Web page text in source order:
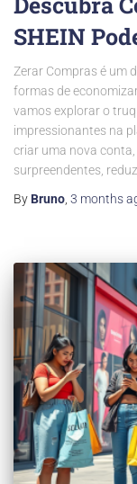
SHEIN
Zerar Compras é um
formas de
vamos explorar o
impressionantes na
criar uma nova
surpreendentes,
By Bruno 3 months